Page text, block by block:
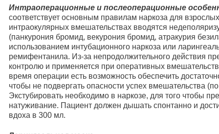
Интраоперационные и послеоперационные
соответствует основным правилам наркоза для
интраокулярных вмешательствах вводятся
(панкурония бромид, векурония бромид, атракурия
использованием интубационного наркоза или
ремифентанила. Из-за непродолжительного действия
контролю и применяется при оперативных
время операции есть возможность обеспечить
чтобы не подвергать опасности успех вмешательства
Экстубировать необходимо в наркозе, для того чтобы
натуживание. Пациент должен дышать спонтанно и
вдоха в 300 мл.